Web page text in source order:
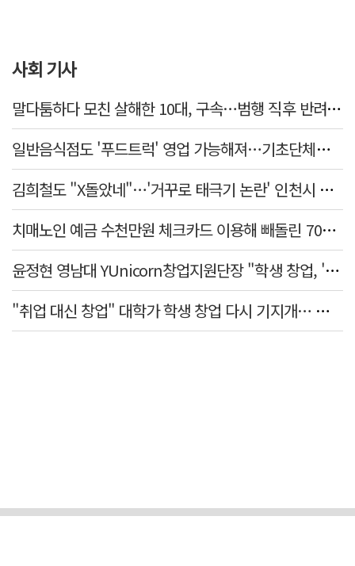
사회 기사
말다툼하다 모친 살해한 10대, 구속…범행 직후 반려견도 죽여
일반음식점도 '푸드트럭' 영업 가능해져…기초단체별 조례 개정 움직임
김희철도 "X돌았네"…'거꾸로 태극기 논란' 인천시 현수막, 이틀 만에 철거
치매노인 예금 수천만원 체크카드 이용해 빼돌린 70대 간병인, 집행유예
윤정현 영남대 YUnicorn창업지원단장 "학생 창업, '팀 빌딩'이 제일 중요"
"취업 대신 창업" 대학가 학생 창업 다시 기지개… 창업자·기업·매출 동반 성장